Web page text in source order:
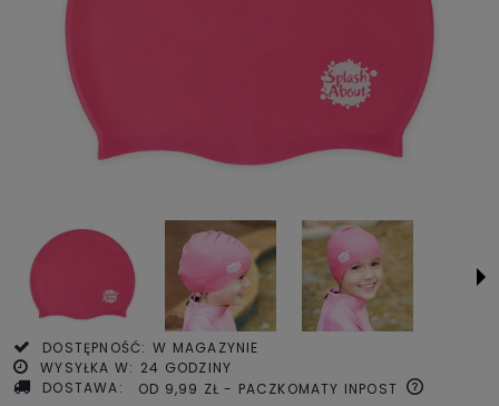
DOSTĘPNOŚĆ: W MAGAZYNIE
WYSYŁKA W: 24 GODZINY
DOSTAWA:
OD 9,99 ZŁ - PACZKOMATY INPOST